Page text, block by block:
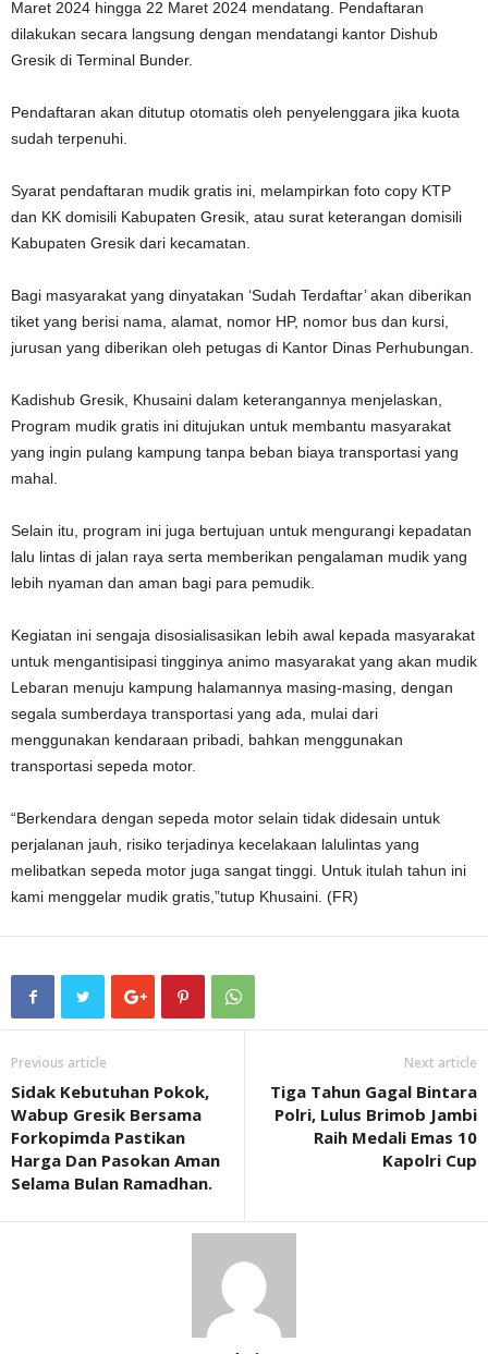
Maret 2024 hingga 22 Maret 2024 mendatang. Pendaftaran
dilakukan secara langsung dengan mendatangi kantor Dishub
Gresik di Terminal Bunder.
Pendaftaran akan ditutup otomatis oleh penyelenggara jika kuota
sudah terpenuhi.
Syarat pendaftaran mudik gratis ini, melampirkan foto copy KTP
dan KK domisili Kabupaten Gresik, atau surat keterangan domisili
Kabupaten Gresik dari kecamatan.
Bagi masyarakat yang dinyatakan ‘Sudah Terdaftar’ akan diberikan
tiket yang berisi nama, alamat, nomor HP, nomor bus dan kursi,
jurusan yang diberikan oleh petugas di Kantor Dinas Perhubungan.
Kadishub Gresik, Khusaini dalam keterangannya menjelaskan,
Program mudik gratis ini ditujukan untuk membantu masyarakat
yang ingin pulang kampung tanpa beban biaya transportasi yang
mahal.
Selain itu, program ini juga bertujuan untuk mengurangi kepadatan
lalu lintas di jalan raya serta memberikan pengalaman mudik yang
lebih nyaman dan aman bagi para pemudik.
Kegiatan ini sengaja disosialisasikan lebih awal kepada masyarakat
untuk mengantisipasi tingginya animo masyarakat yang akan mudik
Lebaran menuju kampung halamannya masing-masing, dengan
segala sumberdaya transportasi yang ada, mulai dari
menggunakan kendaraan pribadi, bahkan menggunakan
transportasi sepeda motor.
“Berkendara dengan sepeda motor selain tidak didesain untuk
perjalanan jauh, risiko terjadinya kecelakaan lalulintas yang
melibatkan sepeda motor juga sangat tinggi. Untuk itulah tahun ini
kami menggelar mudik gratis,”tutup Khusaini. (FR)
Previous article
Sidak Kebutuhan Pokok,
Wabup Gresik Bersama
Forkopimda Pastikan
Harga Dan Pasokan Aman
Selama Bulan Ramadhan.
Next article
Tiga Tahun Gagal Bintara
Polri, Lulus Brimob Jambi
Raih Medali Emas 10
Kapolri Cup